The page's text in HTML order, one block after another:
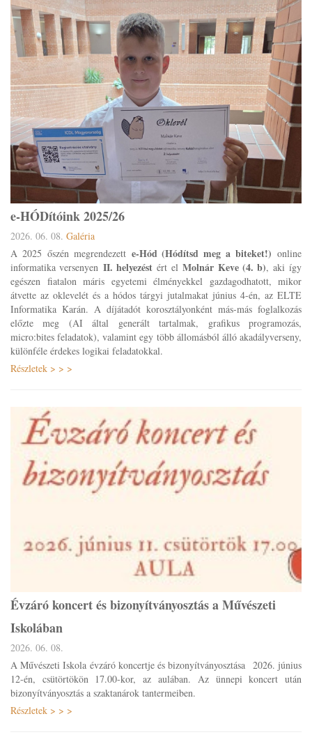
e-HÓDítóink 2025/26
2026. 06. 08. Galéria
A 2025 őszén megrendezett e-Hód (Hódítsd meg a biteket!) online
informatika versenyen II. helyezést ért elMolnár Keve (4. b), aki így
egészen fiatalon máris egyetemi élményekkel gazdagodhatott, mikor
átvette az oklevelét és a hódos tárgyi jutalmakat június 4-én, az ELTE
Informatika Karán. A díjátadót korosztályonként más-más foglalkozás
előzte meg (AI által generált tartalmak, grafikus programozás,
micro:bites feladatok), valamint egy több állomásból álló akadályverseny,
különféle érdekes logikai feladatokkal.
Részletek > > >
Évzáró koncert és bizonyítványosztás a Művészeti
Iskolában
2026. 06. 08.
A Művészeti Iskola évzáró koncertje és bizonyítványosztása 2026. június
12-én, csütörtökön 17.00-kor, az aulában. Az ünnepi koncert után
bizonyítványosztás a szaktanárok tantermeiben.
Részletek > > >